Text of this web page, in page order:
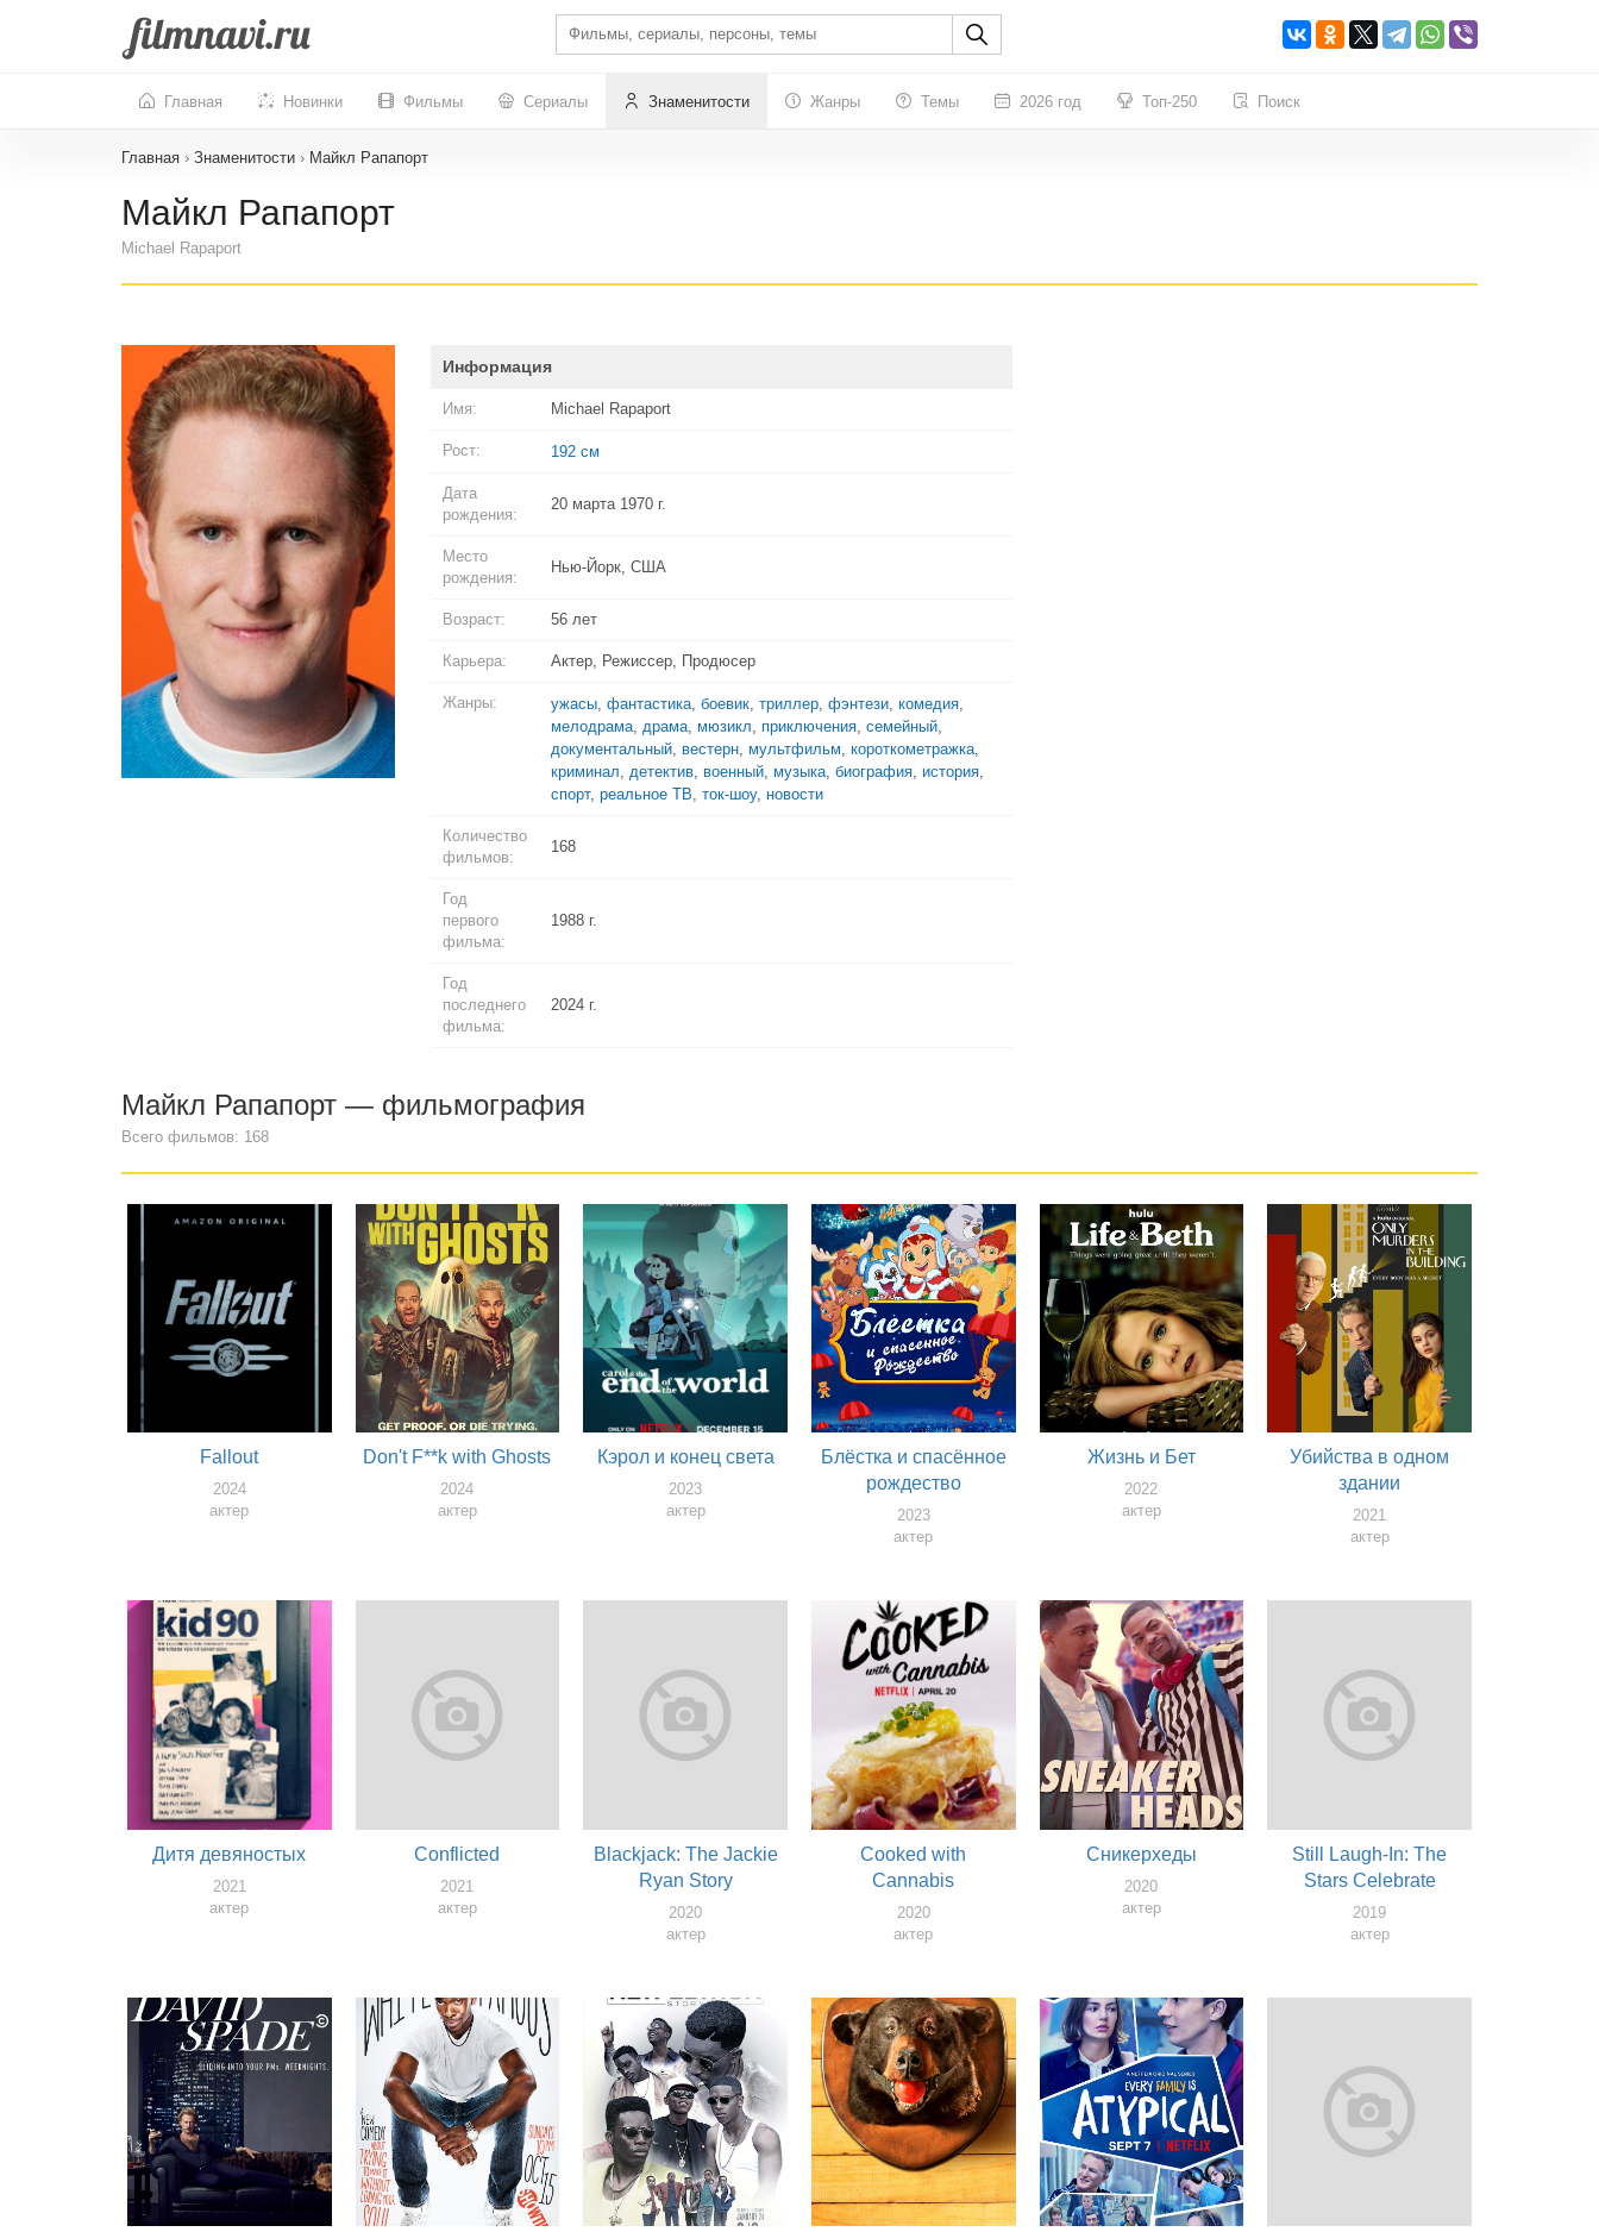
Главная Новинки Фильмы Сериалы Знаменитости Жанры Темы 2026 год Топ-250 Поиск
Главная › Знаменитости › Майкл Рапапорт
Майкл Рапапорт
Michael Rapaport
Информация
Имя: Michael Rapaport
Рост: 192 см
Дата
рождения:
20 марта 1970 г.
Место
рождения:
Нью-Йорк, США
Возраст: 56 лет
Карьера: Актер, Режиссер, Продюсер
Жанры: ужасы, фантастика, боевик, триллер, фэнтези, комедия,
мелодрама, драма, мюзикл, приключения, семейный,
документальный, вестерн, мультфильм, короткометражка,
криминал, детектив, военный, музыка, биография, история,
спорт, реальное ТВ, ток-шоу, новости
Количество
фильмов:
168
Год
первого
фильма:
1988 г.
Год
последнего
фильма:
2024 г.
Майкл Рапапорт — фильмография
Всего фильмов: 168
Fallout
2024
актер
Don't F**k with Ghosts
2024
актер
Кэрол и конец света
2023
актер
Блёстка и спасённое
рождество
2023
актер
Жизнь и Бет
2022
актер
Убийства в одном
здании
2021
актер
Дитя девяностых
2021
актер
Conflicted
2021
актер
Blackjack: The Jackie
Ryan Story
2020
актер
Cooked with
Cannabis
2020
актер
Сникерхеды
2020
актер
Still Laugh-In: The
Stars Celebrate
2019
актер